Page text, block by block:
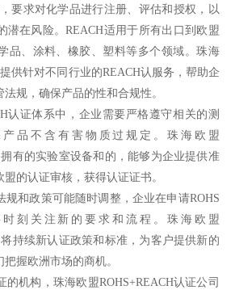
要求对化学品进行注册、评估和授权，以
潜在风险。REACH适用于所有出口到欧盟
品、涂料、橡胶、塑料等多个领域。珠海
供针对不同行业的REACH认服务，帮助企
规，确保产品的性和合规性。
认证体系中，企业需要严格遵守相关的测
品不含有害物质过规定。珠海欧盟
有的实验室设备和的，能够为企业提供准
的认证审核，获得认证证书。
规和政策可能随时调整，企业在申请ROHS
时刻关注新的要求和流程。珠海欧盟
持续新认证政策和标准，为客户提供新的
握欧洲市场的商机。
机构，珠海欧盟ROHS+REACH认证公司